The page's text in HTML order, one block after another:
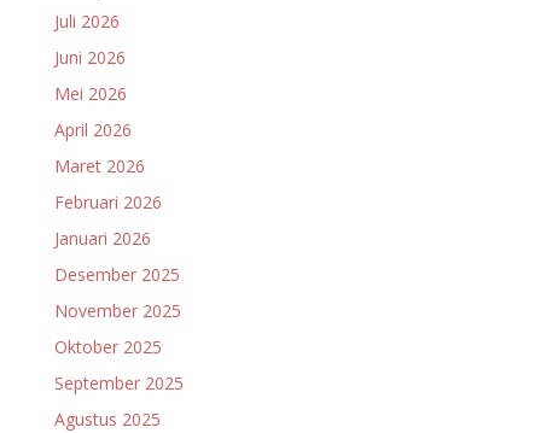
Juli 2026
Juni 2026
Mei 2026
April 2026
Maret 2026
Februari 2026
Januari 2026
Desember 2025
November 2025
Oktober 2025
September 2025
Agustus 2025